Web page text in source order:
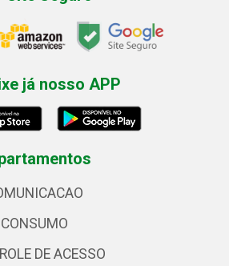
já nosso APP
CONSUMO
DE ACESSO